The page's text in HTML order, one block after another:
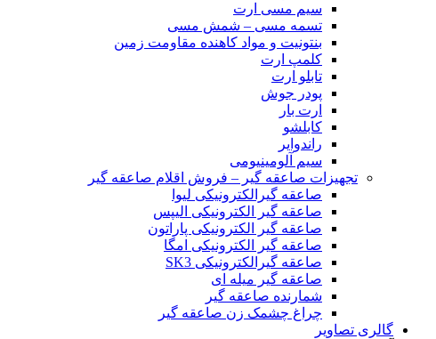
سیم مسی ارت
تسمه مسی – شمش مسی
بنتونیت و مواد کاهنده مقاومت زمین
کلمپ ارت
تابلو ارت
پودر جوش
ارت بار
کابلشو
راندوایر
سیم آلومینیومی
تجهیزات صاعقه گیر – فروش اقلام صاعقه گیر
صاعقه گیرالکترونیکی لیوا
صاعقه گیر الکترونیکی الیپس
صاعقه گیر الکترونیکی پاراتون
صاعقه گیر الکترونیکی امگا
صاعقه گیرالکترونیکی SK3
صاعقه گیر میله ای
شمارنده صاعقه گیر
چراغ چشمک زن صاعقه گیر
گالری تصاویر